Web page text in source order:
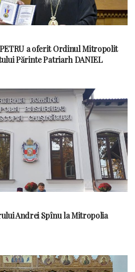
a oferit Ordinul Mitropolit
Părinte Patriarh DANIEL
Andrei Spînu la Mitropolia